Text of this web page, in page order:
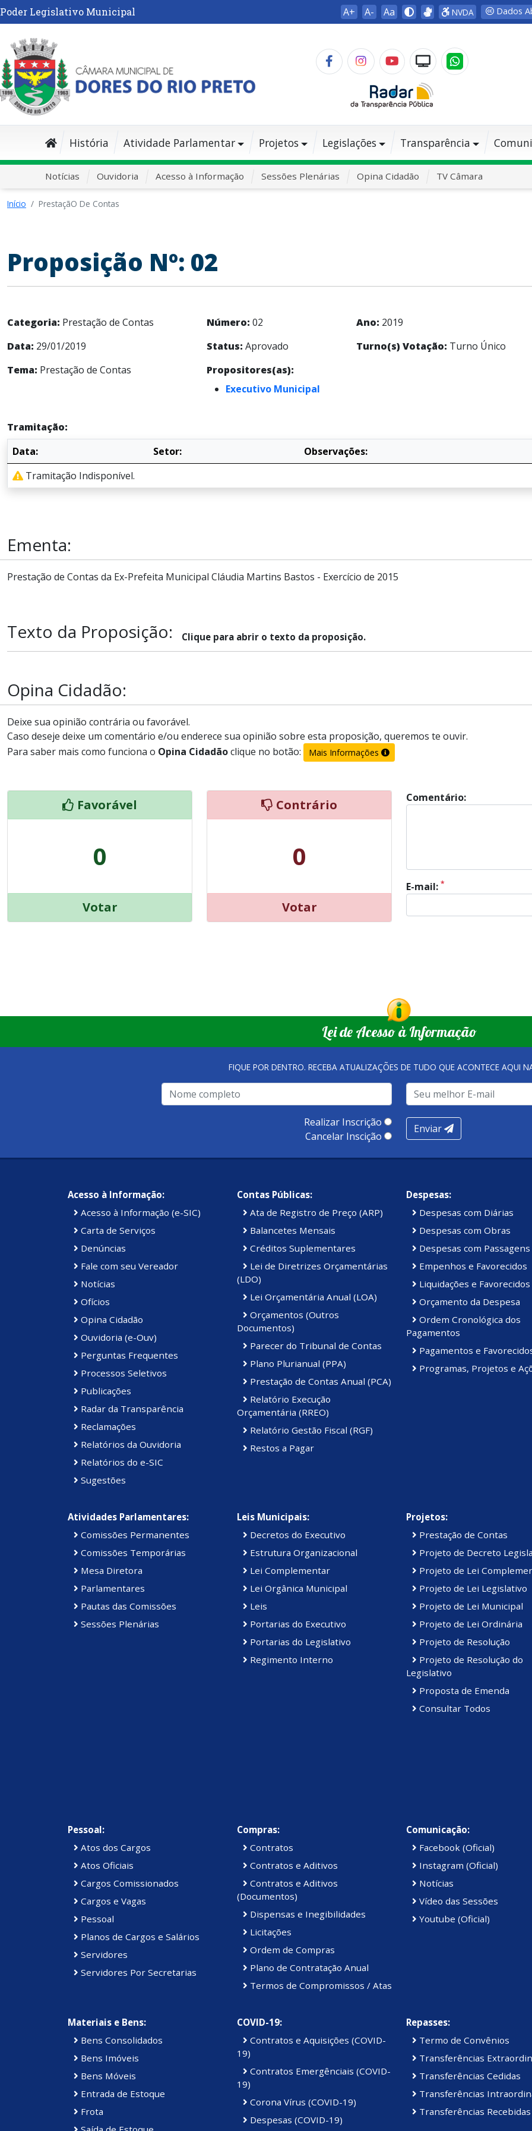
Poder Legislativo Municipal A+ A- Aa NVDA Dados
História Atividade Parlamentar Projetos Legislações Transparência
Notícias Ouvidoria Acesso à Informação Sessões Plenárias Opina Cidadão TV Câmara
Início PrestaçãO De Contas
Proposição Nº: 02
Categoria: Prestação de Contas Número: 02 Ano: 2019
Data: 29/01/2019 Status: Aprovado Turno(s) Votação: Turno Único
Tema: Prestação de Contas
Propositores(as):
Executivo Municipal
Tramitação:
Data:
Setor:
Observações:
Tramitação Indisponível.
Ementa:
Prestação de Contas da Ex-Prefeita Municipal Cláudia Martins Bastos - Exercício de 2015
Texto da Proposição: Clique para abrir o texto da proposição.
Opina Cidadão:
Deixe sua opinião contrária ou favorável.
Caso deseje deixe um comentário e/ou enderece sua opinião sobre esta proposição, queremos te ouvir.
Para saber mais como funciona o Opina Cidadãoclique no botão: Mais Informações
Favorável
0
Votar
Contrário
0
Votar
Comentário:
E-mail: *
Lei de Acesso à Informação
FIQUE POR DENTRO. RECEBA ATUALIZAÇÕES DE TUDO QUE ACONTECE AQUI
Realizar Inscrição
Cancelar Inscição
Enviar
Acesso à Informação:
Acesso à Informação (e-SIC)
Carta de Serviços
Denúncias
Fale com seu Vereador
Notícias
Ofícios
Opina Cidadão
Ouvidoria (e-Ouv)
Perguntas Frequentes
Processos Seletivos
Publicações
Radar da Transparência
Reclamações
Relatórios da Ouvidoria
Relatórios do e-SIC
Sugestões
Contas Públicas:
Ata de Registro de Preço (ARP)
Balancetes Mensais
Créditos Suplementares
Lei de Diretrizes Orçamentárias
(LDO)
Lei Orçamentária Anual (LOA)
Orçamentos (Outros
Documentos)
Parecer do Tribunal de Contas
Plano Plurianual (PPA)
Prestação de Contas Anual (PCA)
Relatório Execução
Orçamentária (RREO)
Relatório Gestão Fiscal (RGF)
Restos a Pagar
Despesas:
Despesas com Diárias
Despesas com Obras
Despesas com Passagens
Empenhos e Favorecidos
Liquidações e Favorecidos
Orçamento da Despesa
Ordem Cronológica dos
Pagamentos
Pagamentos e
Programas, Projetos e
Atividades Parlamentares:
Comissões Permanentes
Comissões Temporárias
Mesa Diretora
Parlamentares
Pautas das Comissões
Sessões Plenárias
Leis Municipais:
Decretos do Executivo
Estrutura Organizacional
Lei Complementar
Lei Orgânica Municipal
Leis
Portarias do Executivo
Portarias do Legislativo
Regimento Interno
Projetos:
Prestação de Contas
Projeto de Decreto
Projeto de Lei
Projeto de Lei Legislativo
Projeto de Lei Municipal
Projeto de Lei Ordinária
Projeto de Resolução
Projeto de Resolução do
Legislativo
Proposta de Emenda
Consultar Todos
Pessoal:
Atos dos Cargos
Atos Oficiais
Cargos Comissionados
Cargos e Vagas
Pessoal
Planos de Cargos e Salários
Servidores
Servidores Por Secretarias
Compras:
Contratos
Contratos e Aditivos
Contratos e Aditivos
(Documentos)
Dispensas e Inegibilidades
Licitações
Ordem de Compras
Plano de Contratação Anual
Termos de Compromissos / Atas
Comunicação:
Facebook (Oficial)
Instagram (Oficial)
Notícias
Vídeo das Sessões
Youtube (Oficial)
Materiais e Bens:
Bens Consolidados
Bens Imóveis
Bens Móveis
Entrada de Estoque
Frota
COVID-19:
Contratos e Aquisições (COVID-
19)
Contratos Emergênciais (COVID-
19)
Corona Vírus (COVID-19)
Despesas (COVID-19)
Repasses:
Termo de Convênios
Transferências
Transferências Cedidas
Transferências
Transferências Recebidas